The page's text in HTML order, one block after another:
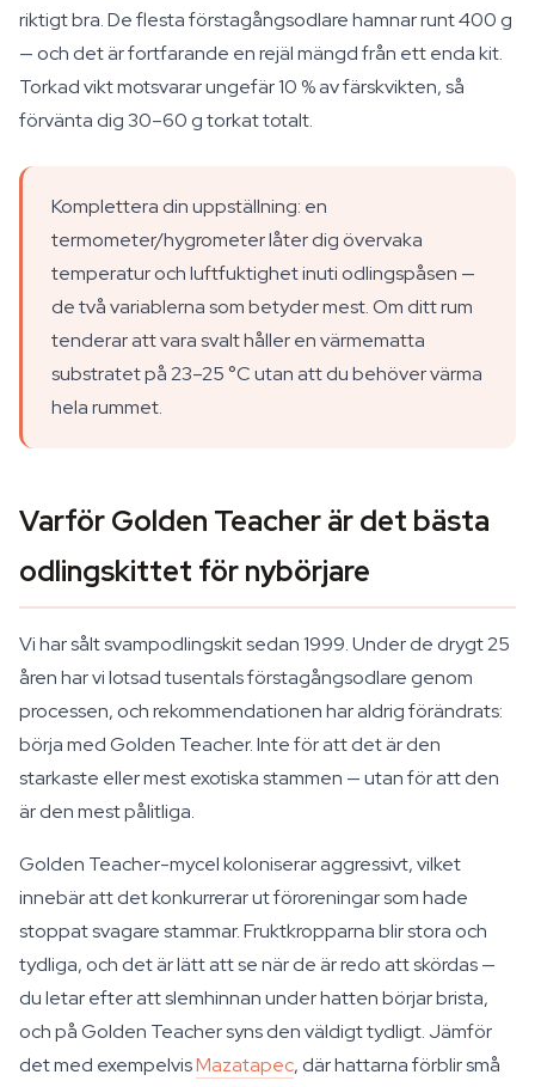
riktigt bra. De flesta förstagångsodlare hamnar runt 400 g
— och det är fortfarande en rejäl mängd från ett enda kit.
Torkad vikt motsvarar ungefär 10 % av färskvikten, så
förvänta dig 30–60 g torkat totalt.
Komplettera din uppställning: en
termometer/hygrometer låter dig övervaka
temperatur och luftfuktighet inuti odlingspåsen —
de två variablerna som betyder mest. Om ditt rum
tenderar att vara svalt håller en värmematta
substratet på 23–25 °C utan att du behöver värma
hela rummet.
Varför Golden Teacher är det bästa
odlingskittet för nybörjare
Vi har sålt svampodlingskit sedan 1999. Under de drygt 25
åren har vi lotsad tusentals förstagångsodlare genom
processen, och rekommendationen har aldrig förändrats:
börja med Golden Teacher. Inte för att det är den
starkaste eller mest exotiska stammen — utan för att den
är den mest pålitliga.
Golden Teacher-mycel koloniserar aggressivt, vilket
innebär att det konkurrerar ut föroreningar som hade
stoppat svagare stammar. Fruktkropparna blir stora och
tydliga, och det är lätt att se när de är redo att skördas —
du letar efter att slemhinnan under hatten börjar brista,
och på Golden Teacher syns den väldigt tydligt. Jämför
det med exempelvisMazatapec, där hattarna förblir små